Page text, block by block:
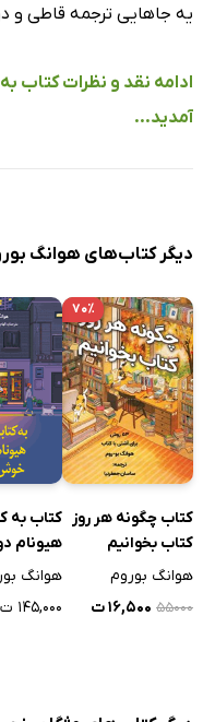
یه جاهایی ترجمه قاطی و
ادامه نقد و نظرات
آمدید...
دیگر کتاب‌های هوانگ
۷۰٪
کتاب چگونه هر روز
کتاب بخوانیم
هوانگ بوروم
۵۵۰۰۰ ۱۶,۵۰۰ ت
کتاب به
هیونام
آمدید
هوانگ
۱۴۵,۰۰۰ ت